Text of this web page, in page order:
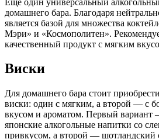
домашнего бара. Благодаря
является базой для множества
Мэри» и «Космополитен».
качественный продукт с мягким
Виски
Для домашнего бара стоит
виски: один с мягким, а второй — с
вкусом и ароматом. Первый вариант
японские алкогольные напитки со
привкусом, а второй — шотландский